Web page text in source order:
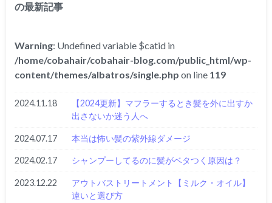
の最新記事
Warning: Undefined variable $catid in
/home/cobahair/cobahair-blog.com/public_html/wp-
content/themes/albatros/single.php on line 119
2024.11.18
【2024更新】マフラーするとき髪を外に出すか
出さないか迷う人へ
2024.07.17 本当は怖い髪の紫外線ダメージ
2024.02.17 シャンプーしてるのに髪がベタつく原因は？
2023.12.22
アウトバストリートメント【ミルク・オイル】
違いと選び方